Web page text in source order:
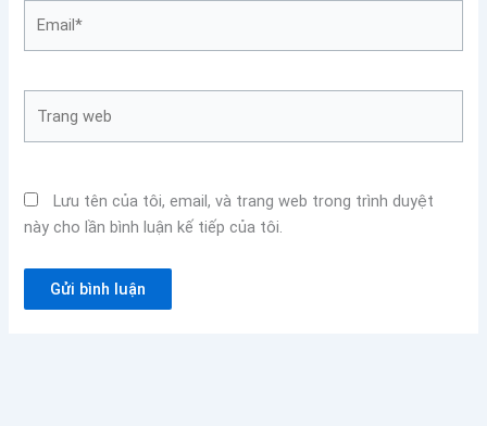
web
Lưu tên của tôi, email, và trang web trong trình duyệt
này cho lần bình luận kế tiếp của tôi.